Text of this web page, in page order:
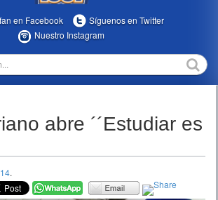
en Facebook
Síguenos en Twitter
Nuestro Instagram
abre ´´Estudiar es
.